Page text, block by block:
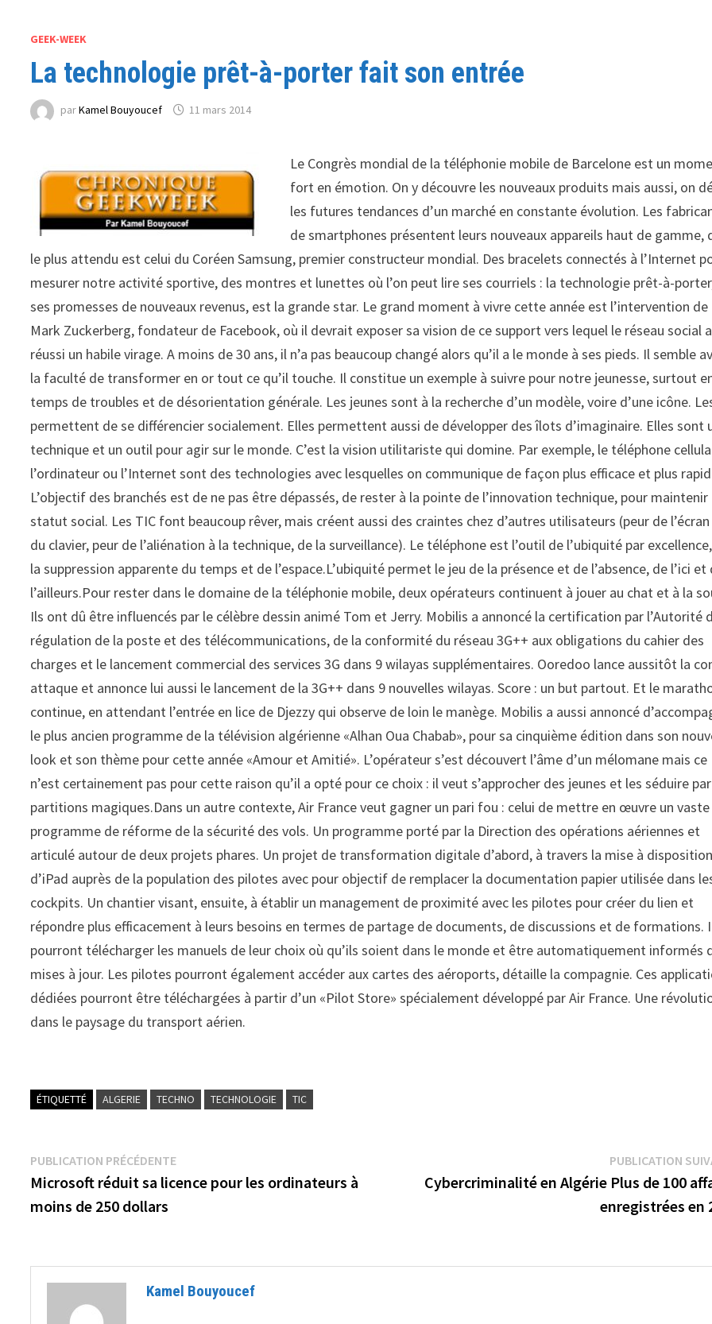
GEEK-WEEK
La technologie prêt-à-porter fait son entrée
parKamel Bouyoucef 11 mars 2014
Le Congrès mondial de la téléphonie mobile de Barcelone est un
fort en émotion. On y découvre les nouveaux produits mais aussi, on
les futures tendances d’un marché en constante évolution. Les
de smartphones présentent leurs nouveaux appareils haut de gamme,
le plus attendu est celui du Coréen Samsung, premier constructeur mondial. Des bracelets connectés à l’Internet
mesurer notre activité sportive, des montres et lunettes où l’on peut lire ses courriels : la technologie prêt-à-
ses promesses de nouveaux revenus, est la grande star. Le grand moment à vivre cette année est l’intervention de
Mark Zuckerberg, fondateur de Facebook, où il devrait exposer sa vision de ce support vers lequel le réseau social a
réussi un habile virage. A moins de 30 ans, il n’a pas beaucoup changé alors qu’il a le monde à ses pieds. Il semble
la faculté de transformer en or tout ce qu’il touche. Il constitue un exemple à suivre pour notre jeunesse, surtout
temps de troubles et de désorientation générale. Les jeunes sont à la recherche d’un modèle, voire d’une icône.
permettent de se différencier socialement. Elles permettent aussi de développer des îlots d’imaginaire. Elles sont
technique et un outil pour agir sur le monde. C’est la vision utilitariste qui domine. Par exemple, le téléphone
l’ordinateur ou l’Internet sont des technologies avec lesquelles on communique de façon plus efficace et plus
L’objectif des branchés est de ne pas être dépassés, de rester à la pointe de l’innovation technique, pour maintenir
statut social. Les TIC font beaucoup rêver, mais créent aussi des craintes chez d’autres utilisateurs (peur de
du clavier, peur de l’aliénation à la technique, de la surveillance). Le téléphone est l’outil de l’ubiquité par
la suppression apparente du temps et de l’espace.L’ubiquité permet le jeu de la présence et de l’absence, de l’ici et
l’ailleurs.Pour rester dans le domaine de la téléphonie mobile, deux opérateurs continuent à jouer au chat et à la
Ils ont dû être influencés par le célèbre dessin animé Tom et Jerry. Mobilis a annoncé la certification par l’Autorité
régulation de la poste et des télécommunications, de la conformité du réseau 3G++ aux obligations du cahier des
charges et le lancement commercial des services 3G dans 9 wilayas supplémentaires. Ooredoo lance aussitôt la
attaque et annonce lui aussi le lancement de la 3G++ dans 9 nouvelles wilayas. Score : un but partout. Et le
continue, en attendant l’entrée en lice de Djezzy qui observe de loin le manège. Mobilis a aussi annoncé
le plus ancien programme de la télévision algérienne «Alhan Oua Chabab», pour sa cinquième édition dans son
look et son thème pour cette année «Amour et Amitié». L’opérateur s’est découvert l’âme d’un mélomane mais ce
n’est certainement pas pour cette raison qu’il a opté pour ce choix : il veut s’approcher des jeunes et les séduire
partitions magiques.Dans un autre contexte, Air France veut gagner un pari fou : celui de mettre en œuvre un vaste
programme de réforme de la sécurité des vols. Un programme porté par la Direction des opérations aériennes et
articulé autour de deux projets phares. Un projet de transformation digitale d’abord, à travers la mise à
d’iPad auprès de la population des pilotes avec pour objectif de remplacer la documentation papier utilisée dans
cockpits. Un chantier visant, ensuite, à établir un management de proximité avec les pilotes pour créer du lien et
répondre plus efficacement à leurs besoins en termes de partage de documents, de discussions et de formations.
pourront télécharger les manuels de leur choix où qu’ils soient dans le monde et être automatiquement informés
mises à jour. Les pilotes pourront également accéder aux cartes des aéroports, détaille la compagnie. Ces
dédiées pourront être téléchargées à partir d’un «Pilot Store» spécialement développé par Air France. Une
dans le paysage du transport aérien.
ÉTIQUETTÉ ALGERIE TECHNO TECHNOLOGIE TIC
Navigation
de
PUBLICATION PRÉCÉDENTEPublication
précédente :
Microsoft réduit sa licence pour les ordinateurs à
moins de 250 dollars
PUBLICATION
Cybercriminalité en Algérie Plus de 100
enregistrées en
Kamel Bouyoucef